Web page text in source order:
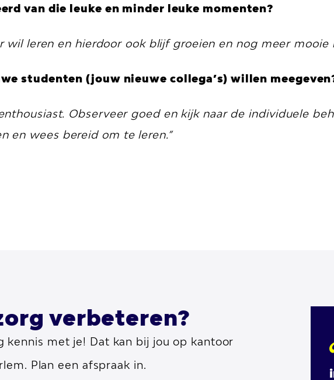
van die leuke en minder leuke momenten?
wil leren en hierdoor ook blijf groeien en nog meer
studenten (jouw nieuwe collega’s) willen
Observeer goed en kijk naar de individuele
en wees bereid om te leren.”
verbeteren?
kennis met je! Dat kan bij jou op kantoor
Plan een afspraak in.